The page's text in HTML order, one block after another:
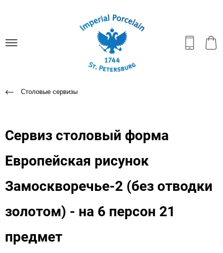
Столовые сервизы
Сервиз столовый форма
Европейская рисунок
Замоскворечье-2 (без отводки
золотом) - на 6 персон 21
предмет